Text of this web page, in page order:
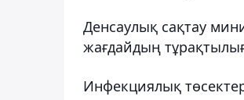
Денсаулық сақтау
жағдайдың
Инфекциялық